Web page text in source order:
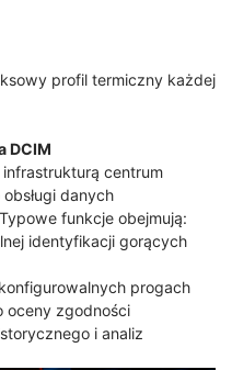
profil termiczny każdej
DCIM
centrum
danych
funkcje obejmują:
identyfikacji gorących
progach
oceny zgodności
i analiz